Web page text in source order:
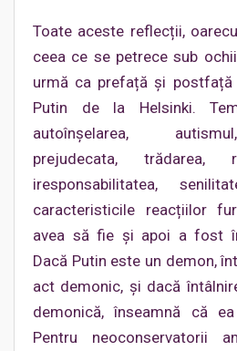
Toate aceste reflecții,
ceea ce se petrece sub
urmă ca prefață și postfață
Putin de la Helsinki.
autoînșelarea,
prejudecata, trădarea,
iresponsabilitatea,
caracteristicile reacțiilor
avea să fie și apoi a fost
Dacă Putin este un demon,
act demonic, și dacă
demonică, înseamnă că
Pentru neoconservatorii